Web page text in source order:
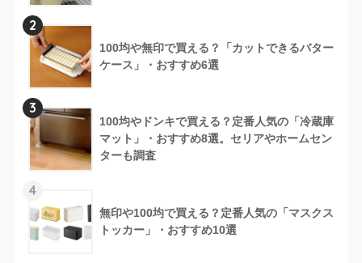
2
100均や無印で買える？「カットできるバター
ケース」・おすすめ6選
3
100均やドンキで買える？定番人気の「冷蔵庫
マット」・おすすめ8選。セリアやホームセン
ターも調査
4
無印や100均で買える？定番人気の「マスクス
トッカー」・おすすめ10選